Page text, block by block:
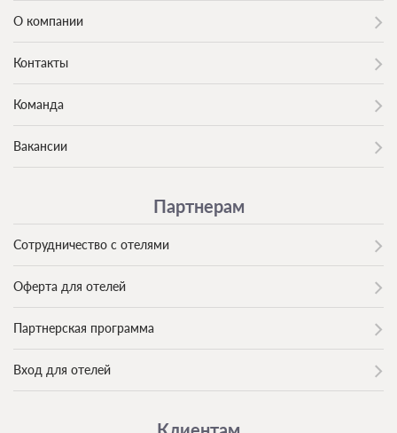
О компании
Контакты
Команда
Вакансии
Партнерам
Сотрудничество с отелями
Оферта для отелей
Партнерская программа
Вход для отелей